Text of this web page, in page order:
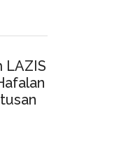
LAZIS